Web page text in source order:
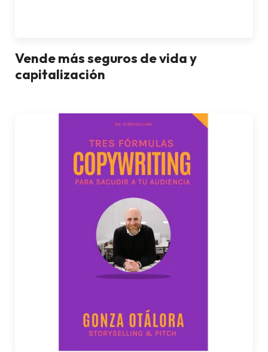
Vende más seguros de vida y
capitalización